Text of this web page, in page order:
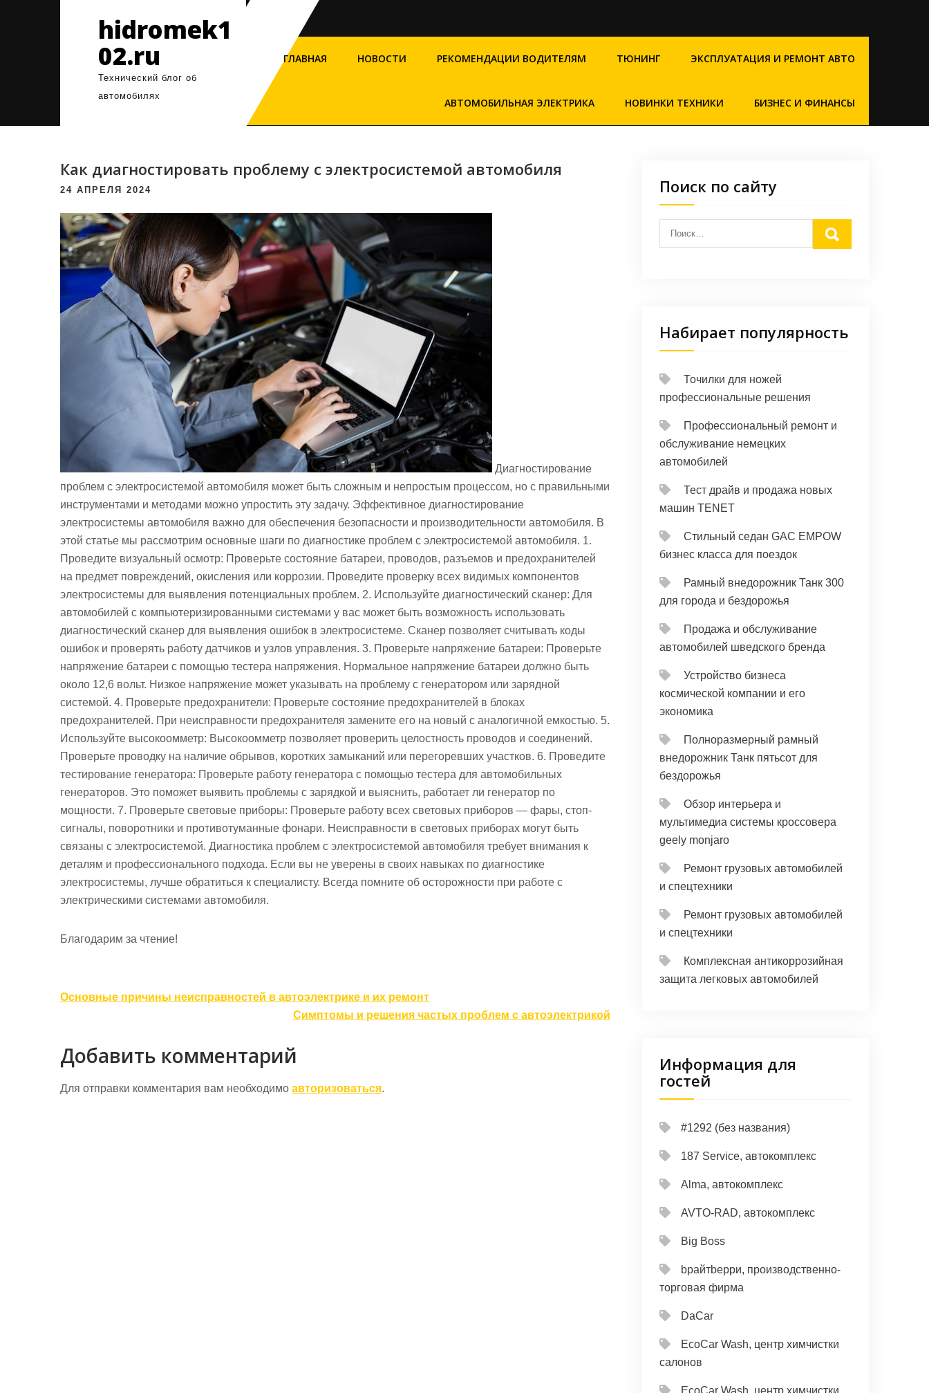
hidromek1
02.ru
Технический блог об
автомобилях
ГЛАВНАЯ НОВОСТИ РЕКОМЕНДАЦИИ ВОДИТЕЛЯМ ТЮНИНГ ЭКСПЛУАТАЦИЯ И РЕМОНТ АВТО
АВТОМОБИЛЬНАЯ ЭЛЕКТРИКА НОВИНКИ ТЕХНИКИ БИЗНЕС И ФИНАНСЫ
Как диагностировать проблему с электросистемой автомобиля
24 АПРЕЛЯ 2024
Диагностирование
проблем с электросистемой автомобиля может быть сложным и непростым процессом, но с правильными
инструментами и методами можно упростить эту задачу. Эффективное диагностирование
электросистемы автомобиля важно для обеспечения безопасности и производительности автомобиля. В
этой статье мы рассмотрим основные шаги по диагностике проблем с электросистемой автомобиля. 1.
Проведите визуальный осмотр: Проверьте состояние батареи, проводов, разъемов и предохранителей
на предмет повреждений, окисления или коррозии. Проведите проверку всех видимых компонентов
электросистемы для выявления потенциальных проблем. 2. Используйте диагностический сканер: Для
автомобилей с компьютеризированными системами у вас может быть возможность использовать
диагностический сканер для выявления ошибок в электросистеме. Сканер позволяет считывать коды
ошибок и проверять работу датчиков и узлов управления. 3. Проверьте напряжение батареи: Проверьте
напряжение батареи с помощью тестера напряжения. Нормальное напряжение батареи должно быть
около 12,6 вольт. Низкое напряжение может указывать на проблему с генератором или зарядной
системой. 4. Проверьте предохранители: Проверьте состояние предохранителей в блоках
предохранителей. При неисправности предохранителя замените его на новый с аналогичной емкостью. 5.
Используйте высокоомметр: Высокоомметр позволяет проверить целостность проводов и соединений.
Проверьте проводку на наличие обрывов, коротких замыканий или перегоревших участков. 6. Проведите
тестирование генератора: Проверьте работу генератора с помощью тестера для автомобильных
генераторов. Это поможет выявить проблемы с зарядкой и выяснить, работает ли генератор по
мощности. 7. Проверьте световые приборы: Проверьте работу всех световых приборов — фары, стоп-
сигналы, поворотники и противотуманные фонари. Неисправности в световых приборах могут быть
связаны с электросистемой. Диагностика проблем с электросистемой автомобиля требует внимания к
деталям и профессионального подхода. Если вы не уверены в своих навыках по диагностике
электросистемы, лучше обратиться к специалисту. Всегда помните об осторожности при работе с
электрическими системами автомобиля.
Благодарим за чтение!
Навигация
Основные причины неисправностей в автоэлектрике и их ремонт
Симптомы и решения частых проблем с автоэлектрикой
Добавить комментарий
Для отправки комментария вам необходимо авторизоваться.
Поиск по сайту
Набирает популярность
Точилки для ножей
профессиональные решения
Профессиональный ремонт и
обслуживание немецких
автомобилей
Тест драйв и продажа новых
машин TENET
Стильный седан GAC EMPOW
бизнес класса для поездок
Рамный внедорожник Танк 300
для города и бездорожья
Продажа и обслуживание
автомобилей шведского бренда
Устройство бизнеса
космической компании и его
экономика
Полноразмерный рамный
внедорожник Танк пятьсот для
бездорожья
Обзор интерьера и
мультимедиа системы кроссовера
geely monjaro
Ремонт грузовых автомобилей
и спецтехники
Ремонт грузовых автомобилей
и спецтехники
Комплексная антикоррозийная
защита легковых автомобилей
Информация для
гостей
#1292 (без названия)
187 Service, автокомплекс
Alma, автокомплекс
AVTO-RAD, автокомплекс
Big Boss
bрайтbерри, производственно-
торговая фирма
DaCar
EcoCar Wash, центр химчистки
салонов
EcoCar Wash, центр химчистки